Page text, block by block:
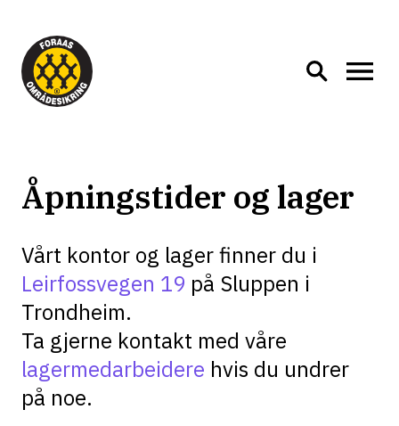
Åpningstider og lager
Vårt kontor og lager finner du i
Leirfossvegen 19 på Sluppen i
Trondheim.
Ta gjerne kontakt med våre
lagermedarbeidere hvis du undrer
på noe.